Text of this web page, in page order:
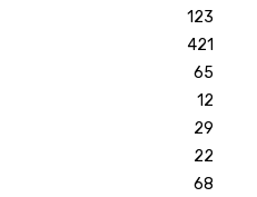
123
421
65
12
29
22
68